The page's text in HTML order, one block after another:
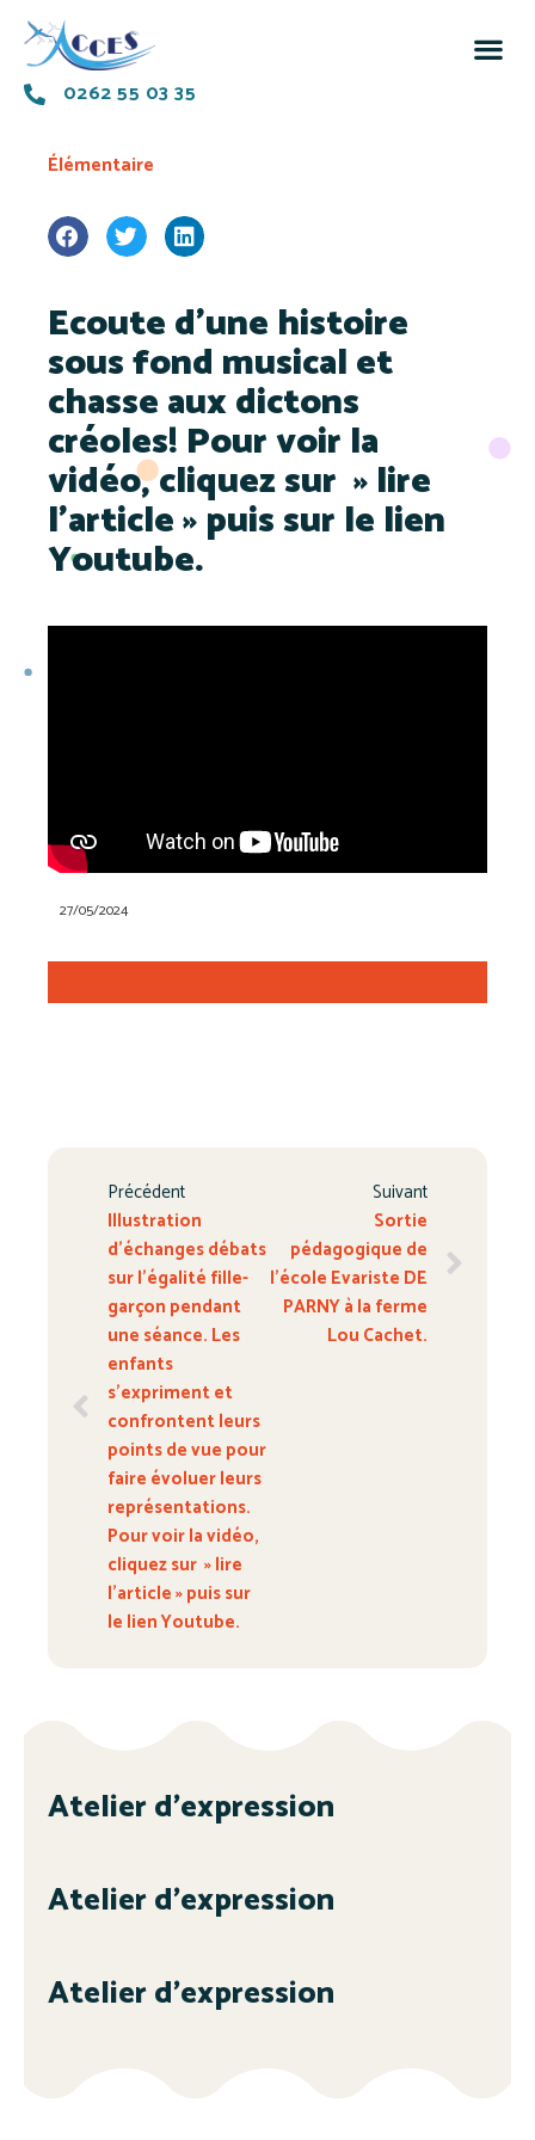
0262 55 03 35
Élémentaire
Ecoute d’une histoire
sous fond musical et
chasse aux dictons
créoles! Pour voir la
vidéo, cliquez sur » lire
l’article » puis sur le lien
Youtube.
27/05/2024
Précédent
Illustration
d’échanges débats
sur l’égalité fille-
garçon pendant
une séance. Les
enfants
s’expriment et
confrontent leurs
points de vue pour
faire évoluer leurs
représentations.
Pour voir la vidéo,
cliquez sur » lire
l’article » puis sur
le lien Youtube.
Suivant
Sortie
pédagogique de
l’école Evariste DE
PARNY à la ferme
Lou Cachet.
Atelier d’expression
Atelier d’expression
Atelier d’expression